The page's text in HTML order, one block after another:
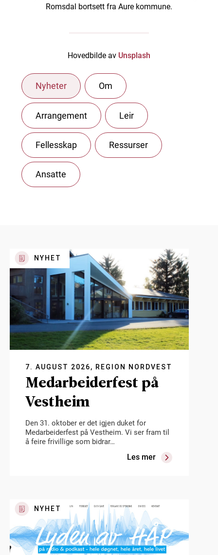
Romsdal bortsett fra Aure kommune.
Hovedbilde av Unsplash
Nyheter Om
Arrangement Leir
Fellesskap Ressurser
Ansatte
7. AUGUST 2026, REGION NORDVEST
Medarbeiderfest på
Vestheim
Den 31. oktober er det igjen duket for
Medarbeiderfest på Vestheim. Vi ser fram til
å feire frivillige som bidrar…
Les mer
NYHET
NYHET